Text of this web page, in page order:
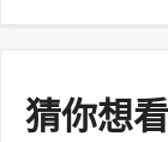
猜你想看